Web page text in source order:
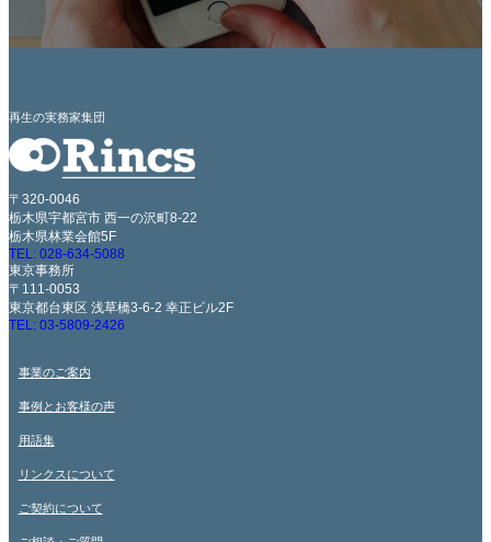
再生の実務家集団
〒320-0046
栃木県宇都宮市 西一の沢町8-22
栃木県林業会館5F
TEL: 028-634-5088
東京事務所
〒111-0053
東京都台東区 浅草橋3-6-2 幸正ビル2F
TEL: 03-5809-2426
事業のご案内
事例とお客様の声
用語集
リンクスについて
ご契約について